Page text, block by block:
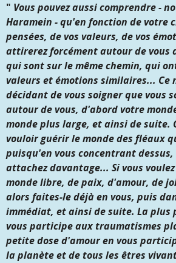
" Vous pouvez aussi comprendre -
Haramein - qu'en fonction de votre
pensées, de vos valeurs, de vos
attirerez forcément autour de vous
qui sont sur le même chemin, qui
valeurs et émotions similaires... Ce
décidant de vous soigner que vous
autour de vous, d'abord votre
monde plus large, et ainsi de suite.
vouloir guérir le monde des fléaux
puisqu'en vous concentrant dessus,
attachez davantage... Si vous
monde libre, de paix, d'amour, de
alors faites-le déjà en vous, puis
immédiat, et ainsi de suite. La plus
vous participe aux traumatismes
petite dose d'amour en vous
la planète et de tous les êtres